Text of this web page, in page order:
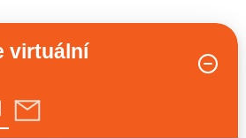
virtuální